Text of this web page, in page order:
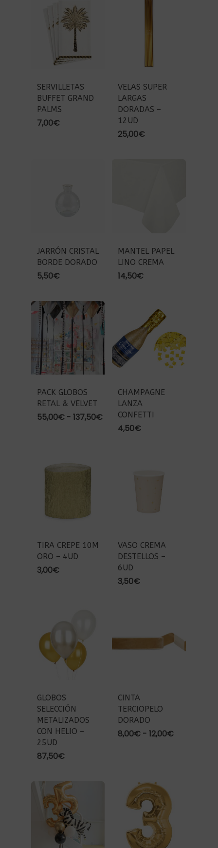
SERVILLETAS
BUFFET GRAND
PALMS
7,00€
VELAS SUPER
LARGAS
DORADAS –
12UD
25,00€
JARRÓN CRISTAL
BORDE DORADO
5,50€
MANTEL PAPEL
LINO CREMA
14,50€
PACK GLOBOS
RETAL & VELVET
55,00€ - 137,50€Rango
CHAMPAGNE
LANZA
CONFETTI
4,50€
TIRA CREPE 10M
ORO – 4UD
3,00€
VASO CREMA
DESTELLOS –
6UD
3,50€
GLOBOS
SELECCIÓN
METALIZADOS
CON HELIO –
25UD
87,50€
CINTA
TERCIOPELO
DORADO
8,00€ - 12,00€Rango